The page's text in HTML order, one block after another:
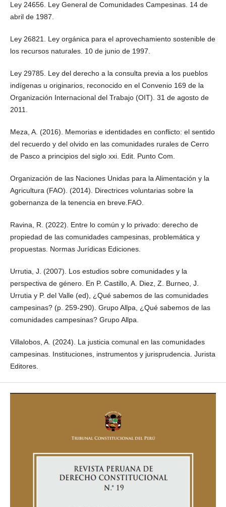
Ley 24656. Ley General de Comunidades Campesinas. 14 de
abril de 1987.
Ley 26821. Ley orgánica para el aprovechamiento sostenible de
los recursos naturales. 10 de junio de 1997.
Ley 29785. Ley del derecho a la consulta previa a los pueblos
indígenas u originarios, reconocido en el Convenio 169 de la
Organización Internacional del Trabajo (OIT). 31 de agosto de
2011.
Meza, A. (2016). Memorias e identidades en conflicto: el sentido
del recuerdo y del olvido en las comunidades rurales de Cerro
de Pasco a principios del siglo xxi. Edit. Punto Com.
Organización de las Naciones Unidas para la Alimentación y la
Agricultura (FAO). (2014). Directrices voluntarias sobre la
gobernanza de la tenencia en breve.FAO.
Ravina, R. (2022). Entre lo común y lo privado: derecho de
propiedad de las comunidades campesinas, problemática y
propuestas. Normas Jurídicas Ediciones.
Urrutia, J. (2007). Los estudios sobre comunidades y la
perspectiva de género. En P. Castillo, A. Diez, Z. Burneo, J.
Urrutia y P. del Valle (ed), ¿Qué sabemos de las comunidades
campesinas? (p. 259-290). Grupo Allpa, ¿Qué sabemos de las
comunidades campesinas? Grupo Allpa.
Villalobos, A. (2024). La justicia comunal en las comunidades
campesinas. Instituciones, instrumentos y jurisprudencia. Jurista
Editores.